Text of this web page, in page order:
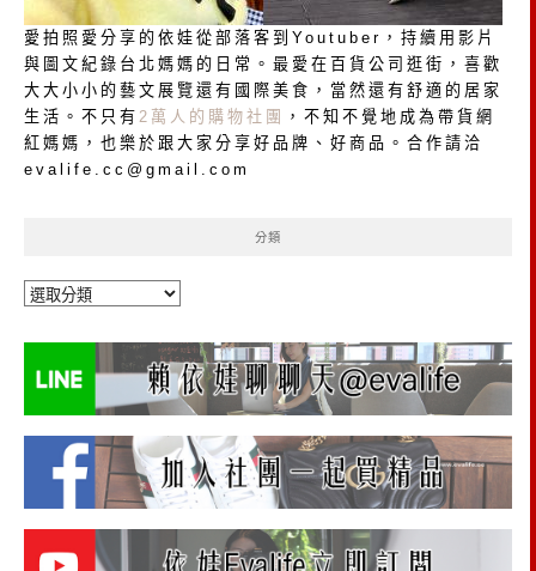
愛拍照愛分享的依娃從部落客到Youtuber，持續用影片
與圖文紀錄台北媽媽的日常。最愛在百貨公司逛街，喜歡
大大小小的藝文展覽還有國際美食，當然還有舒適的居家
生活。不只有 2萬人的購物社團
，不知不覺地成為帶貨網
紅媽媽，也樂於跟大家分享好品牌、好商品。合作請洽
evalife.cc@gmail.com
分類
分